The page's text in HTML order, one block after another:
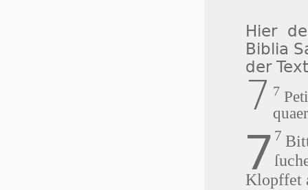
Hier
Biblia
der
7 7
7 7
Klopffet